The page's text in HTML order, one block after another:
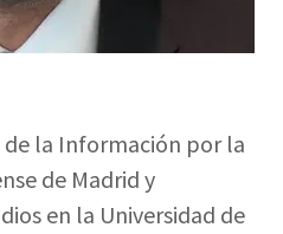
de la Información por la
de Madrid y
en la Universidad de